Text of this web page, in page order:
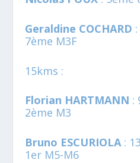
Geraldine COCHARD
7ème M3F
15kms :
Florian HARTMANN :
2ème M3
Bruno ESCURIOLA:
1er M5-M6